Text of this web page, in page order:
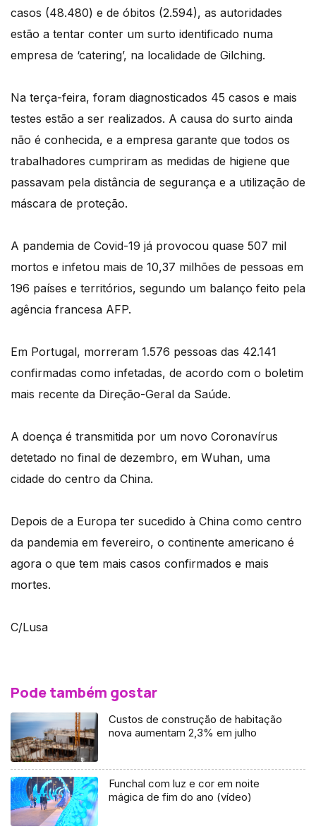
casos (48.480) e de óbitos (2.594), as autoridades
estão a tentar conter um surto identificado numa
empresa de ‘catering’, na localidade de Gilching.
Na terça-feira, foram diagnosticados 45 casos e mais
testes estão a ser realizados. A causa do surto ainda
não é conhecida, e a empresa garante que todos os
trabalhadores cumpriram as medidas de higiene que
passavam pela distância de segurança e a utilização de
máscara de proteção.
A pandemia de Covid-19 já provocou quase 507 mil
mortos e infetou mais de 10,37 milhões de pessoas em
196 países e territórios, segundo um balanço feito pela
agência francesa AFP.
Em Portugal, morreram 1.576 pessoas das 42.141
confirmadas como infetadas, de acordo com o boletim
mais recente da Direção-Geral da Saúde.
A doença é transmitida por um novo Coronavírus
detetado no final de dezembro, em Wuhan, uma
cidade do centro da China.
Depois de a Europa ter sucedido à China como centro
da pandemia em fevereiro, o continente americano é
agora o que tem mais casos confirmados e mais
mortes.
C/Lusa
Pode também gostar
Custos de construção de habitação
nova aumentam 2,3% em julho
Funchal com luz e cor em noite
mágica de fim do ano (vídeo)